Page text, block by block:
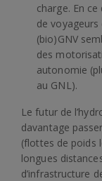
charge. En
de
(bio)GNV
des
autonomie
au GNL).
Le futur de
davantage
(flottes de poids
longues
d’infrastructure